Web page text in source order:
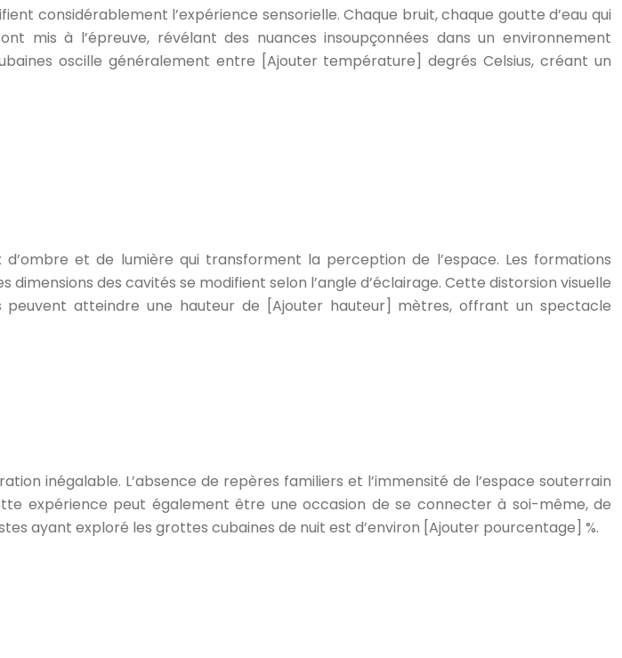
considérablement l’expérience sensorielle. Chaque bruit, chaque goutte d’eau qui
mis à l’épreuve, révélant des nuances insoupçonnées dans un environnement
oscille généralement entre [Ajouter température] degrés Celsius, créant un
et de lumière qui transforment la perception de l’espace. Les formations
des cavités se modifient selon l’angle d’éclairage. Cette distorsion visuelle
atteindre une hauteur de [Ajouter hauteur] mètres, offrant un spectacle
inégalable. L’absence de repères familiers et l’immensité de l’espace souterrain
expérience peut également être une occasion de se connecter à soi-même, de
ayant exploré les grottes cubaines de nuit est d’environ [Ajouter pourcentage] %.